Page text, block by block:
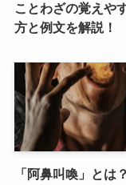
ことわざの覚えや
方と例文を解説！
「阿鼻叫喚」とは